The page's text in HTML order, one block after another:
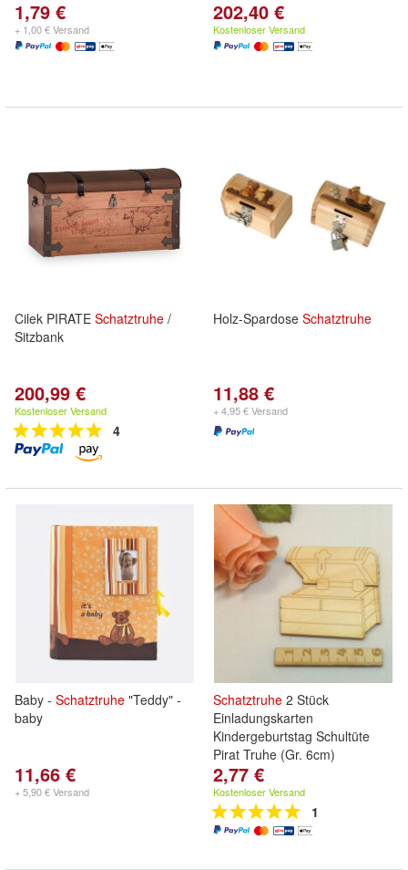
1,79 €
+ 1,00 € Versand
202,40 €
Kostenloser Versand
Cilek PIRATE Schatztruhe /
Sitzbank
200,99 €
Kostenloser Versand
4
Holz-Spardose Schatztruhe
11,88 €
+ 4,95 € Versand
Baby - Schatztruhe "Teddy" -
baby
11,66 €
+ 5,90 € Versand
Schatztruhe 2 Stück
Einladungskarten
Kindergeburtstag Schultüte
Pirat Truhe (Gr. 6cm)
2,77 €
Kostenloser Versand
1